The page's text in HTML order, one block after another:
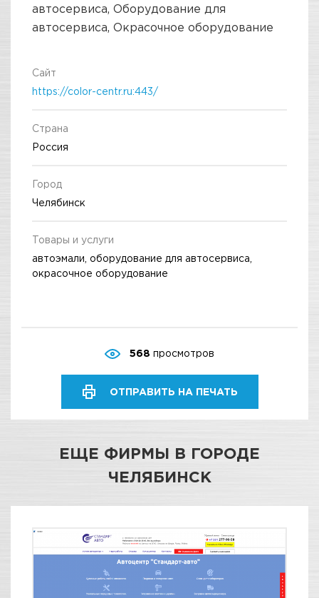
автосервиса, Оборудование для
автосервиса, Окрасочное оборудование
Сайт
https://color-centr.ru:443/
Страна
Россия
Город
Челябинск
Товары и услуги
автоэмали, оборудование для автосервиса,
окрасочное оборудование
568 просмотров
ОТПРАВИТЬ НА ПЕЧАТЬ
ЕЩЕ ФИРМЫ В ГОРОДЕ
ЧЕЛЯБИНСК